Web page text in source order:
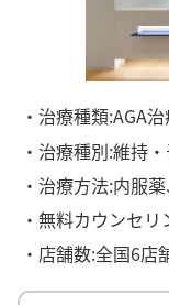
・治療種類:AGA
・治療種別:維持
・治療方法:内服
・無料カウンセリ
・店舗数:全国6店